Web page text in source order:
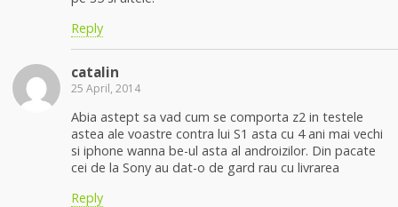
Reply
catalin
25 April, 2014
Abia astept sa vad cum se comporta z2 in testele
astea ale voastre contra lui S1 asta cu 4 ani mai vechi
si iphone wanna be-ul asta al androizilor. Din pacate
cei de la Sony au dat-o de gard rau cu livrarea
Reply